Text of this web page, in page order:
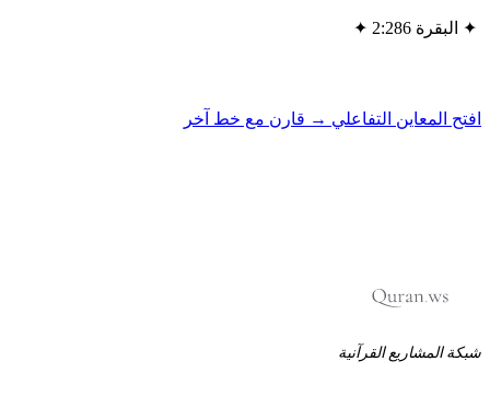
البقرة 2:286 ✦
المعاين التفاعلي →قارن مع خط آخر
المشاريع القرآنية